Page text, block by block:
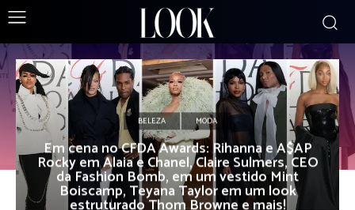
BELEZA MODA
Em cena no CFDA Awards: Rihanna e A$AP
Rocky em Alaia e Chanel, Claire Sulmers, CEO
da Fashion Bomb, em um vestido Mint
Boiscamp, Teyana Taylor em um look